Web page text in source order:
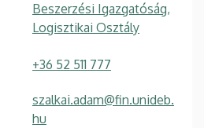
Beszerzési Igazgatóság,
Logisztikai Osztály
+36 52 511 777
szalkai.adam@fin.unideb.
hu